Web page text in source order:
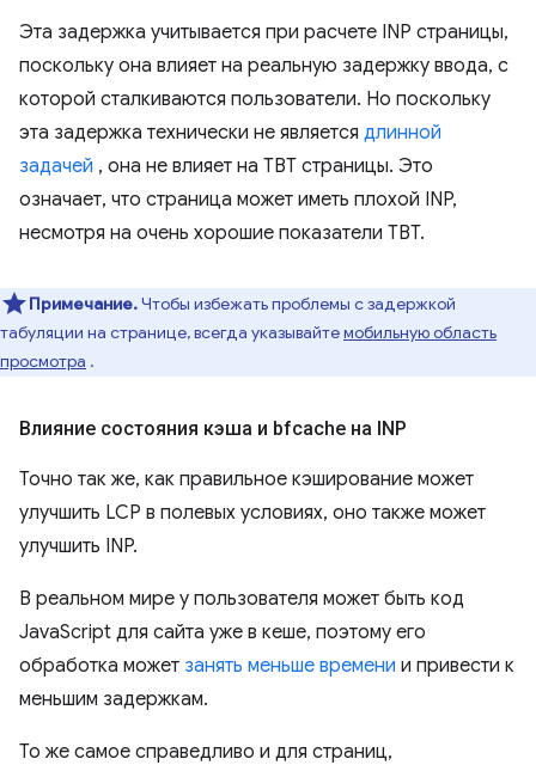
Эта задержка учитывается при расчете INP страницы,
поскольку она влияет на реальную задержку ввода, с
которой сталкиваются пользователи. Но поскольку
эта задержка технически не является длинной
задачей , она не влияет на TBT страницы. Это
означает, что страница может иметь плохой INP,
несмотря на очень хорошие показатели TBT.
Примечание.Чтобы избежать проблемы с задержкой
табуляции на странице, всегда указывайтемобильную область
просмотра .
Влияние состояния кэша и bfcache на INP
Точно так же, как правильное кэширование может
улучшить LCP в полевых условиях, оно также может
улучшить INP.
В реальном мире у пользователя может быть код
JavaScript для сайта уже в кеше, поэтому его
обработка может занять меньше времени и привести к
меньшим задержкам.
То же самое справедливо и для страниц,